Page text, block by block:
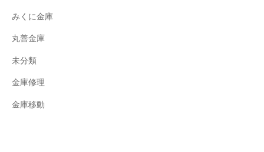
みくに金庫
丸善金庫
未分類
金庫修理
金庫移動